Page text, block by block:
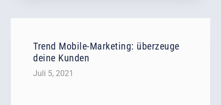
Trend Mobile-Marketing: überzeuge
deine Kunden
Juli 5, 2021